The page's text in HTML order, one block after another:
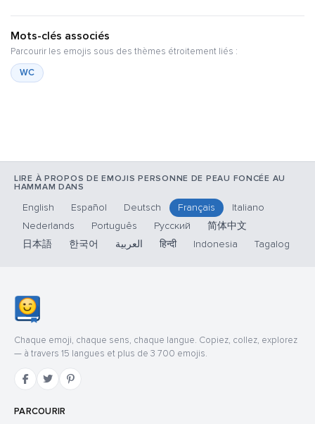
Mots-clés associés
Parcourir les emojis sous des thèmes étroitement liés :
WC
LIRE À PROPOS DE EMOJIS PERSONNE DE PEAU FONCÉE AU
HAMMAM DANS
English Español Deutsch Français
Italiano
Nederlands
Português Русский
简体中文
日本語
한국어 العربية हिन्दी Indonesia Tagalog
Chaque emoji, chaque sens, chaque langue. Copiez, collez, explorez
— à travers 15 langues et plus de 3 700 emojis.
PARCOURIR